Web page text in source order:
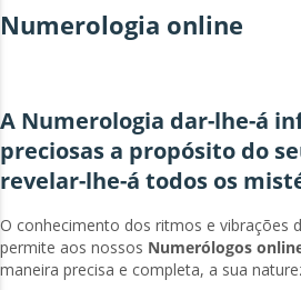
Numerologia online
A Numerologia dar-lhe-á
preciosas a propósito do
revelar-lhe-á todos os
O conhecimento dos ritmos e vibrações
permite aos nossos Numerólogos
maneira precisa e completa, a sua